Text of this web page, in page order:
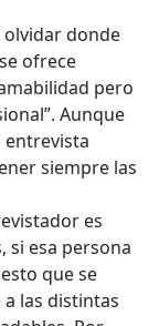
olvidar donde
ofrece
pero
Aunque
entrevista
siempre las
es
si esa persona
que se
las distintas